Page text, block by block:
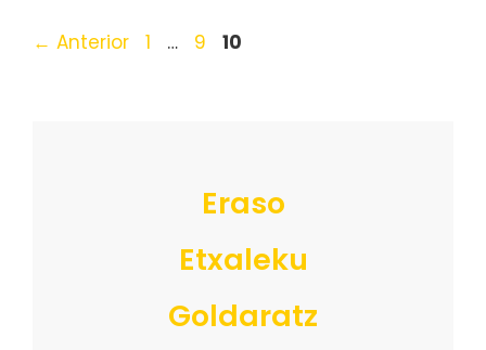
← Anterior Página
1 … Página
9 Página
10
Eraso
Etxaleku
Goldaratz